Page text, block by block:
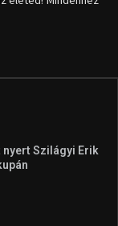
Szilágyi Erik